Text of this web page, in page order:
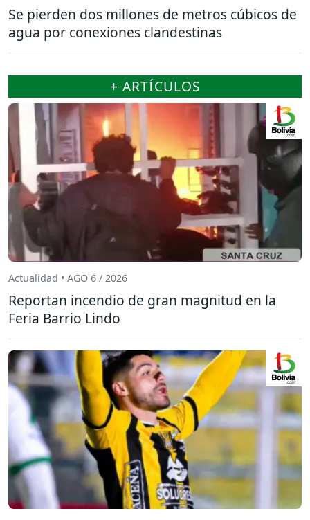
Se pierden dos millones de metros cúbicos de
agua por conexiones clandestinas
+ ARTÍCULOS
Actualidad • AGO 6 / 2026
Reportan incendio de gran magnitud en la
Feria Barrio Lindo